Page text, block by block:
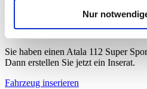
Verwendung unserer Website
soziale Medien, Werbung und
weiteren Daten zusammen, die
Nur
Fahrzeug inserieren
Sie haben einen Atala 112 Super
Dann erstellen Sie jetzt ein Inserat.
Fahrzeug inserieren